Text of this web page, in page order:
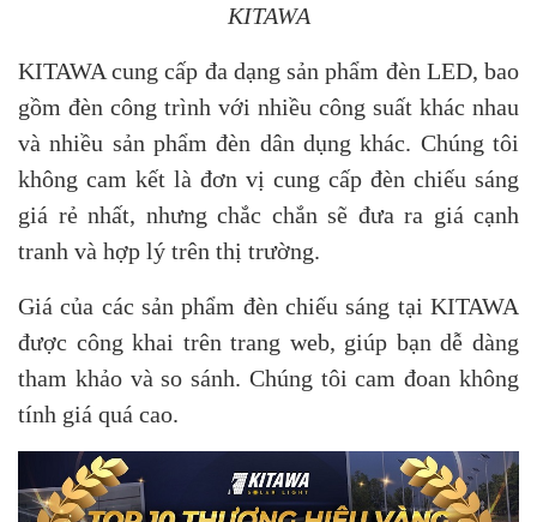
KITAWA
KITAWA cung cấp đa dạng sản phẩm đèn LED, bao
gồm đèn công trình với nhiều công suất khác nhau
và nhiều sản phẩm đèn dân dụng khác. Chúng tôi
không cam kết là đơn vị cung cấp đèn chiếu sáng
giá rẻ nhất, nhưng chắc chắn sẽ đưa ra giá cạnh
tranh và hợp lý trên thị trường.
Giá của các sản phẩm đèn chiếu sáng tại KITAWA
được công khai trên trang web, giúp bạn dễ dàng
tham khảo và so sánh. Chúng tôi cam đoan không
tính giá quá cao.